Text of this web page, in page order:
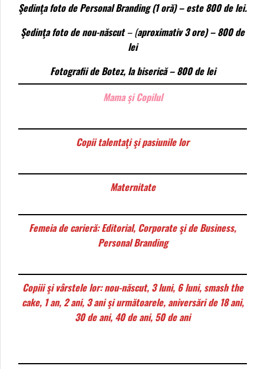
Şedinţa foto de Personal Branding (1 oră) – este 800 de lei.
Şedinţa foto de nou-născut– (aproximativ 3 ore) – 800 de
lei
Fotografii de Botez, la biserică – 800 de lei
Mama şi Copilul
Copii talentaţi şi pasiunile lor
Maternitate
Femeia de carieră: Editorial, Corporate şi de Business,
Personal Branding
Copiii şi vârstele lor: nou-născut, 3 luni, 6 luni, smash the
cake, 1 an, 2 ani, 3 ani şi următoarele, aniversări de 18 ani,
30 de ani, 40 de ani, 50 de ani